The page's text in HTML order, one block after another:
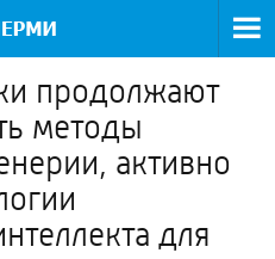
продолжают
методы
активно
для